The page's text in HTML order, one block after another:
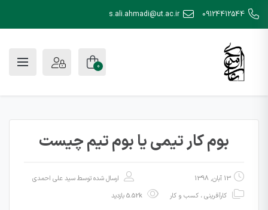
09124412544
s.ali.ahmadi@ut.ac.ir
0
بوم کار تیمی یا بوم تیم چیست
13 آبان, 1398 ارسال شده توسطسید علی احمدی
کارآفرینی، کسب و کار